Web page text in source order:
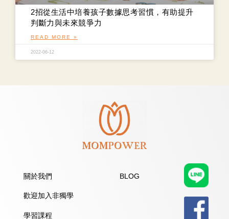
2招從生活中培養孩子數據思考習慣，有助提升
判斷力與未來競爭力
READ MORE »
2022-06-12
關於我們
歡迎加入非獨學
學習課程
BLOG